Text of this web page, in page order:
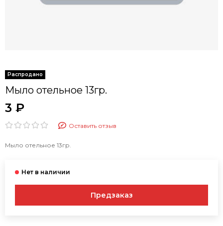
Мыло отельное 13гр.
3 ₽
Оставить отзыв
Мыло отельное 13гр.
Предзаказ